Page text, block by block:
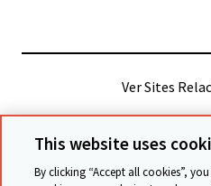
Ver Sites
© Cambridge University
This website uses
By clicking “Accept all cookies”,